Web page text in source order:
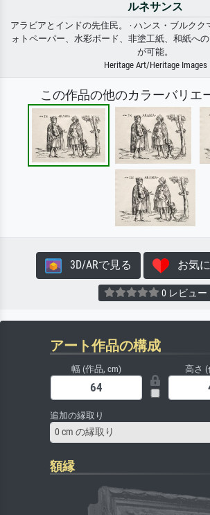
ルネサンス
アラビアとインドの先住民。 · ハンス・ブルクク
ォトペーパー、水彩ボード、非塗工紙、和紙へ
が可能。
Heritage Art/Heritage Images
この作品の他のカラーバリエ
3D/ARで見る お気に
0 レビュー
アート作品の構成
幅 (作品, cm) 高さ (
追加の縁取り
0 cm の縁取り
額縁